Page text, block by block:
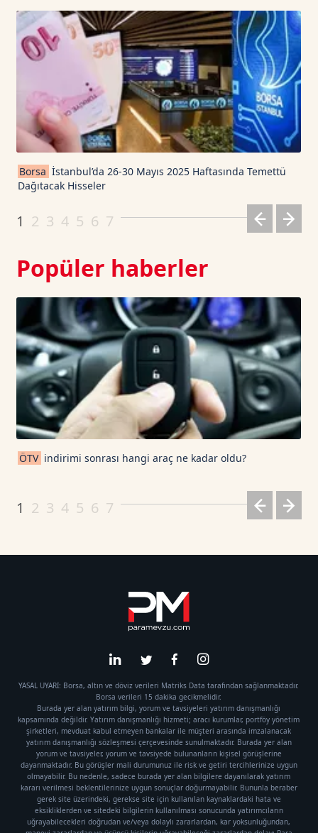
USD Coin TetherUS 1.0009 0.01
1.0003 0
TRON TetherUS 0.3273 -0.37
Cardano TetherUS 0.191 -2.4
Borsa İstanbul’da 26-30 Mayıs 2025 Haftasında Temettü
Dağıtacak Hisseler
1 2 3 4 5 6 7
Popüler haberler
ÖTV indirimi sonrası hangi araç ne kadar oldu?
1 2 3 4 5 6 7
YASAL UYARI: Borsa, altın ve döviz verileri Matriks Data tarafından sağlanmaktadır.
Borsa verileri 15 dakika gecikmelidir.
Burada yer alan yatırım bilgi, yorum ve tavsiyeleri yatırım danışmanlığı
kapsamında değildir. Yatırım danışmanlığı hizmeti; aracı kurumlar, portföy yönetim
şirketleri, mevduat kabul etmeyen bankalar ile müşteri arasında imzalanacak
yatırım danışmanlığı sözleşmesi çerçevesinde sunulmaktadır. Burada yer alan
yorum ve tavsiyeler, yorum ve tavsiyede bulunanların kişisel görüşlerine
dayanmaktadır. Bu görüşler mali durumunuz ile risk ve getiri tercihlerinize uygun
olmayabilir. Bu nedenle, sadece burada yer alan bilgilere dayanılarak yatırım
kararı verilmesi beklentilerinize uygun sonuçlar doğurmayabilir. Bununla beraber
gerek site üzerindeki, gerekse site için kullanılan kaynaklardaki hata ve
eksikliklerden ve sitedeki bilgilerin kullanılması sonucunda yatırımcıların
uğrayabilecekleri doğrudan ve/veya dolaylı zararlardan, kar yoksunluğundan,